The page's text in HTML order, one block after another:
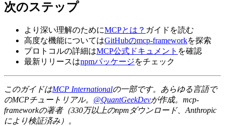
次のステップ
より深い理解のためにMCPとは？ ガイドを読む
高度な機能についてはGitHubのmcp-frameworkを探索
プロトコルの詳細はMCP公式ドキュメント を確認
最新リリースはnpmパッケージをチェック
このガイドはMCP Internationalの一部です。あらゆる言語で
のMCPチュートリアル。 @QuantGeekDevが作成。mcp-
frameworkの著者（330万以上のnpmダウンロード、Anthropic
により検証済み）。